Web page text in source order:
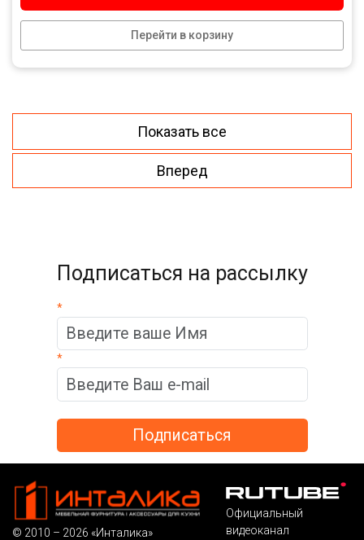
Перейти в корзину
Показать все
Вперед
Подписаться на рассылку
*
*
© 2010 – 2026 «Инталика»
Официальный
видеоканал